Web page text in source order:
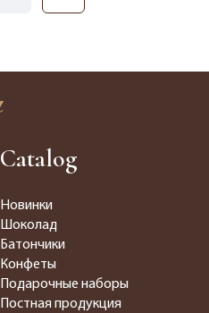
Catalog
Новинки
Шоколад
Батончики
Конфеты
Подарочные наборы
Постная продукция